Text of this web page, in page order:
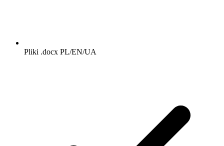
Pliki .docx PL/EN/UA